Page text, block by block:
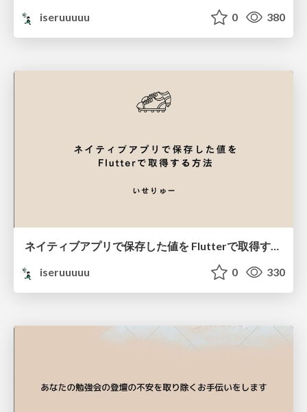
iseruuuuu
0 380
ネイティブアプリで保存した値を Flutterで取得する方法
iseruuuuu
0 330